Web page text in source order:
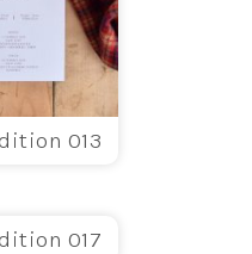
013
017